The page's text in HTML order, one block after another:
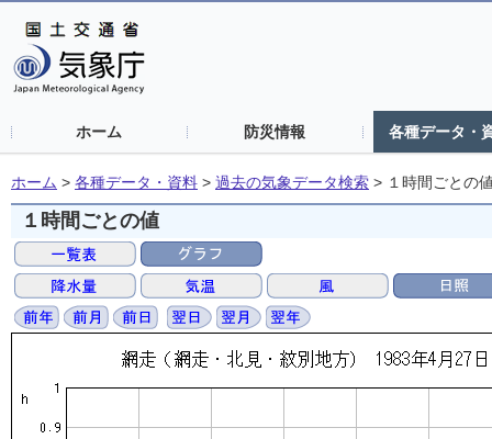
ホーム 防災情報 各種データ・
ホーム > 各種データ・資料 > 過去の気象データ検索 > １時間ごとの
１時間ごとの値